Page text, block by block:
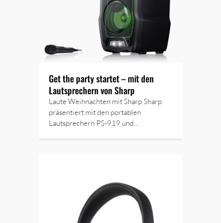
Get the party startet – mit den
Lautsprechern von Sharp
Laute Weihnachten mit Sharp Sharp
präsentiert mit den portablen
Lautsprechern PS-919 und…